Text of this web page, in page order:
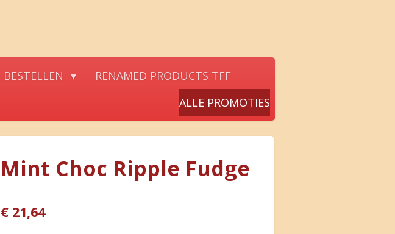
BESTELLEN
RENAMED PRODUCTS TFF
ALLE PROMOTIES
Mint Choc Ripple Fudge
€ 21,64